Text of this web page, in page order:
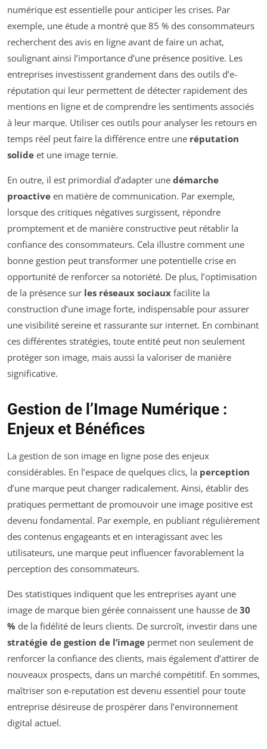
numérique est essentielle pour anticiper les crises. Par
exemple, une étude a montré que 85 % des consommateurs
recherchent des avis en ligne avant de faire un achat,
soulignant ainsi l’importance d’une présence positive. Les
entreprises investissent grandement dans des outils d’e-
réputation qui leur permettent de détecter rapidement des
mentions en ligne et de comprendre les sentiments associés
à leur marque. Utiliser ces outils pour analyser les retours en
temps réel peut faire la différence entre une réputation
solide et une image ternie.
En outre, il est primordial d’adapter une démarche
proactive en matière de communication. Par exemple,
lorsque des critiques négatives surgissent, répondre
promptement et de manière constructive peut rétablir la
confiance des consommateurs. Cela illustre comment une
bonne gestion peut transformer une potentielle crise en
opportunité de renforcer sa notoriété. De plus, l’optimisation
de la présence sur les réseaux sociaux facilite la
construction d’une image forte, indispensable pour assurer
une visibilité sereine et rassurante sur internet. En combinant
ces différentes stratégies, toute entité peut non seulement
protéger son image, mais aussi la valoriser de manière
significative.
Gestion de l’Image Numérique :
Enjeux et Bénéfices
La gestion de son image en ligne pose des enjeux
considérables. En l’espace de quelques clics, la perception
d’une marque peut changer radicalement. Ainsi, établir des
pratiques permettant de promouvoir une image positive est
devenu fondamental. Par exemple, en publiant régulièrement
des contenus engageants et en interagissant avec les
utilisateurs, une marque peut influencer favorablement la
perception des consommateurs.
Des statistiques indiquent que les entreprises ayant une
image de marque bien gérée connaissent une hausse de 30
% de la fidélité de leurs clients. De surcroît, investir dans une
stratégie de gestion de l’image permet non seulement de
renforcer la confiance des clients, mais également d’attirer de
nouveaux prospects, dans un marché compétitif. En sommes,
maîtriser son e-reputation est devenu essentiel pour toute
entreprise désireuse de prospérer dans l’environnement
digital actuel.